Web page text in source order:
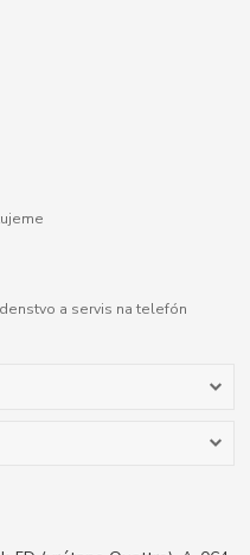
a servis na telefón